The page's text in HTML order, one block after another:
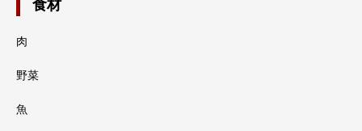
食材
肉
野菜
魚